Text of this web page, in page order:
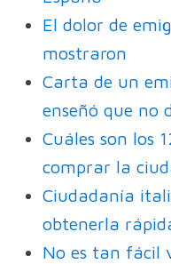
El dolor de
mostraron
Carta de un
enseñó que no
Cuáles son los
comprar la
Ciudadanía
obtenerla
No es tan fácil